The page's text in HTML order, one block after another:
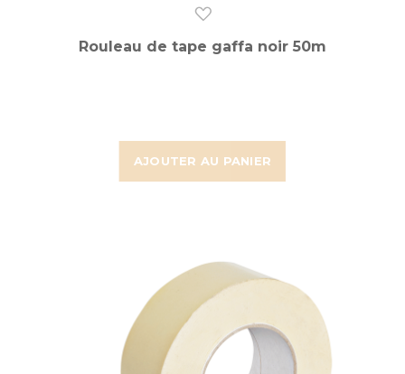
AJOUTER AU PANIER
Rouleau de tape gaffa noir 50m